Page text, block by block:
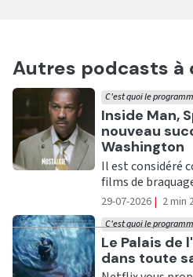
Autres podcasts à
Ecouter
Inside Man,
nouveau
Washington
C'est quoi le
Il est considéré
films de
29-07-2026 | 2 min
Ecouter
Le Palais de
dans toute
C'est quoi le